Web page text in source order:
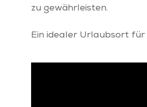
zu gewährleisten.
Ein idealer Urlaubsort für